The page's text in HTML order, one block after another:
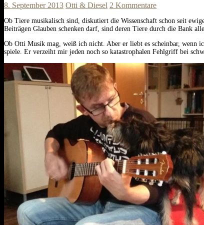
8. September 2013 Otti & Diesel 2 Kommentare
Ob Tiere musikalisch sind, diskutiert die Wissenschaft schon seit
Beiträgen Glauben schenken darf, sind deren Tiere durch die Bank
Ob Otti Musik mag, weiß ich nicht. Aber er liebt es scheinbar, wenn
spiele. Er verzeiht mir jeden noch so katastrophalen Fehlgriff bei